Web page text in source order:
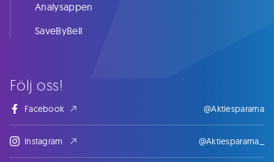
Följ oss!
Facebook @Aktiespararna
Instagram @Aktiespararna_
Analysappen
SaveByBell